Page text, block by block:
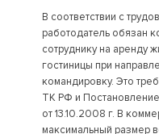
В соответствии с
работодатель обязан
сотруднику на аренду
гостиницы при
командировку. Это
ТК РФ и
от 13.10.2008 г. В
максимальный размер